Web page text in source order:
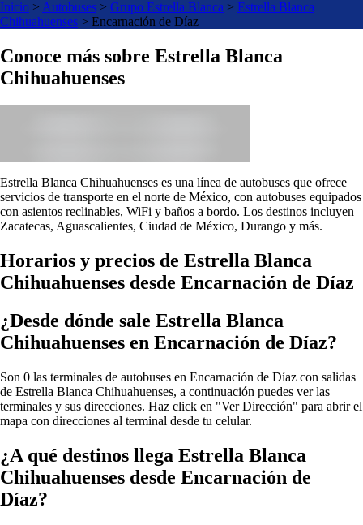
Inicio > Autobuses > Grupo Estrella Blanca > Estrella Blanca
Chihuahuenses > Encarnación de Díaz
Conoce más sobre Estrella Blanca
Chihuahuenses
Estrella Blanca Chihuahuenses es una línea de autobuses que ofrece
servicios de transporte en el norte de México, con autobuses equipados
con asientos reclinables, WiFi y baños a bordo. Los destinos incluyen
Zacatecas, Aguascalientes, Ciudad de México, Durango y más.
Horarios y precios de Estrella Blanca
Chihuahuenses desde Encarnación de Díaz
¿Desde dónde sale Estrella Blanca
Chihuahuenses en Encarnación de Díaz?
Son 0 las terminales de autobuses en Encarnación de Díaz con salidas
de Estrella Blanca Chihuahuenses, a continuación puedes ver las
terminales y sus direcciones. Haz click en "Ver Dirección" para abrir el
mapa con direcciones al terminal desde tu celular.
¿A qué destinos llega Estrella Blanca
Chihuahuenses desde Encarnación de
Díaz?